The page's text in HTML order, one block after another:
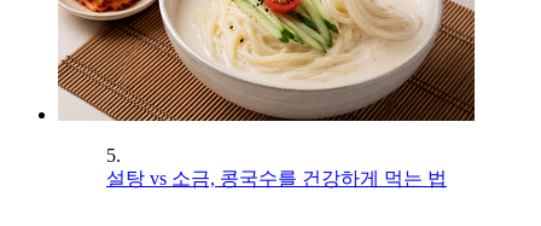
5.
설탕 vs 소금, 콩국수를 건강하게 먹는 법